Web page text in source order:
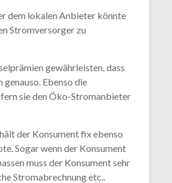
dem lokalen Anbieter könnte
Stromversorger zu
gewährleisten, dass
Ebenso die
sie den Öko-Stromanbieter
der Konsument fix ebenso
Sogar wenn der Konsument
muss der Konsument sehr
Stromabrechnung etc..